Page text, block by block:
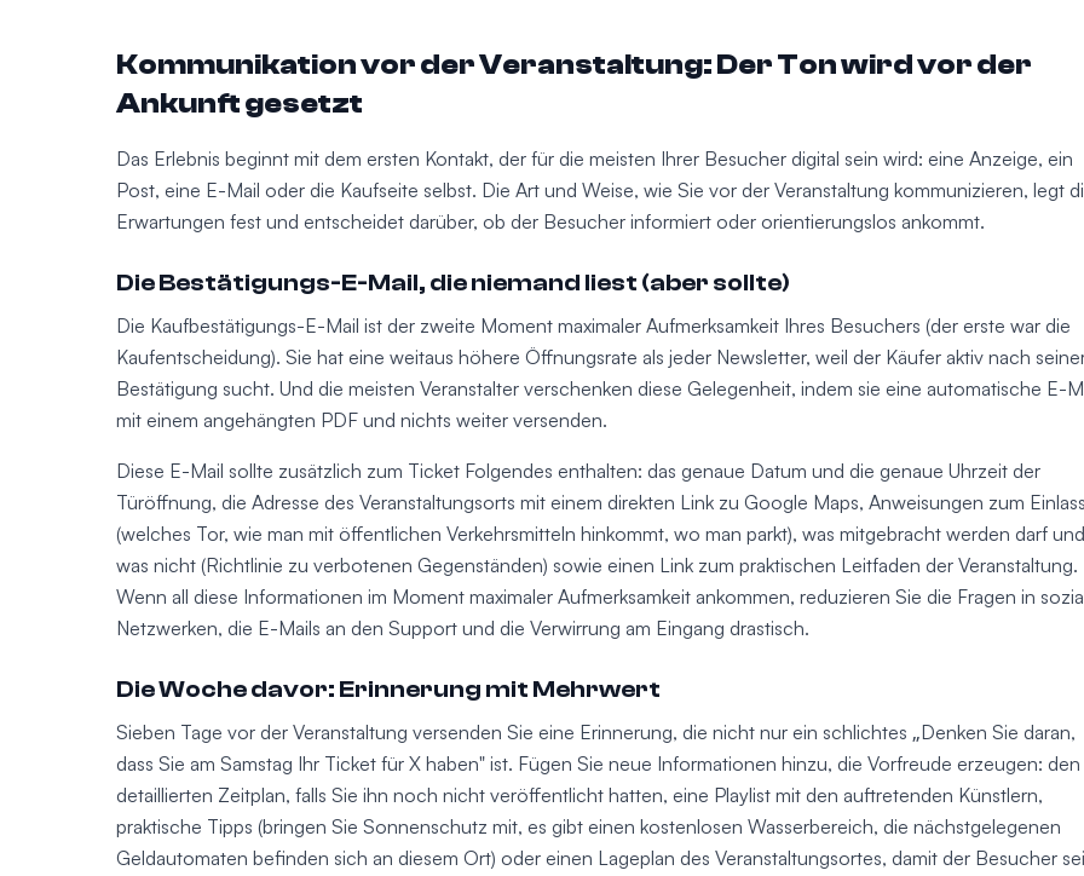
Kommunikation vor der Veranstaltung: Der Ton wird vor der
Ankunft gesetzt
Das Erlebnis beginnt mit dem ersten Kontakt, der für die meisten Ihrer Besucher digital sein wird: eine Anzeige, ein
Post, eine E-Mail oder die Kaufseite selbst. Die Art und Weise, wie Sie vor der Veranstaltung kommunizieren, legt
Erwartungen fest und entscheidet darüber, ob der Besucher informiert oder orientierungslos ankommt.
Die Bestätigungs-E-Mail, die niemand liest (aber sollte)
Die Kaufbestätigungs-E-Mail ist der zweite Moment maximaler Aufmerksamkeit Ihres Besuchers (der erste war die
Kaufentscheidung). Sie hat eine weitaus höhere Öffnungsrate als jeder Newsletter, weil der Käufer aktiv nach
Bestätigung sucht. Und die meisten Veranstalter verschenken diese Gelegenheit, indem sie eine automatische E-
mit einem angehängten PDF und nichts weiter versenden.
Diese E-Mail sollte zusätzlich zum Ticket Folgendes enthalten: das genaue Datum und die genaue Uhrzeit der
Türöffnung, die Adresse des Veranstaltungsorts mit einem direkten Link zu Google Maps, Anweisungen zum Einlass
(welches Tor, wie man mit öffentlichen Verkehrsmitteln hinkommt, wo man parkt), was mitgebracht werden darf und
was nicht (Richtlinie zu verbotenen Gegenständen) sowie einen Link zum praktischen Leitfaden der Veranstaltung.
Wenn all diese Informationen im Moment maximaler Aufmerksamkeit ankommen, reduzieren Sie die Fragen in
Netzwerken, die E-Mails an den Support und die Verwirrung am Eingang drastisch.
Die Woche davor: Erinnerung mit Mehrwert
Sieben Tage vor der Veranstaltung versenden Sie eine Erinnerung, die nicht nur ein schlichtes „Denken Sie daran,
dass Sie am Samstag Ihr Ticket für X haben" ist. Fügen Sie neue Informationen hinzu, die Vorfreude erzeugen: den
detaillierten Zeitplan, falls Sie ihn noch nicht veröffentlicht hatten, eine Playlist mit den auftretenden Künstlern,
praktische Tipps (bringen Sie Sonnenschutz mit, es gibt einen kostenlosen Wasserbereich, die nächstgelegenen
Geldautomaten befinden sich an diesem Ort) oder einen Lageplan des Veranstaltungsortes, damit der Besucher